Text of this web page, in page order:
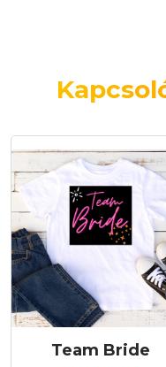
Team Bride